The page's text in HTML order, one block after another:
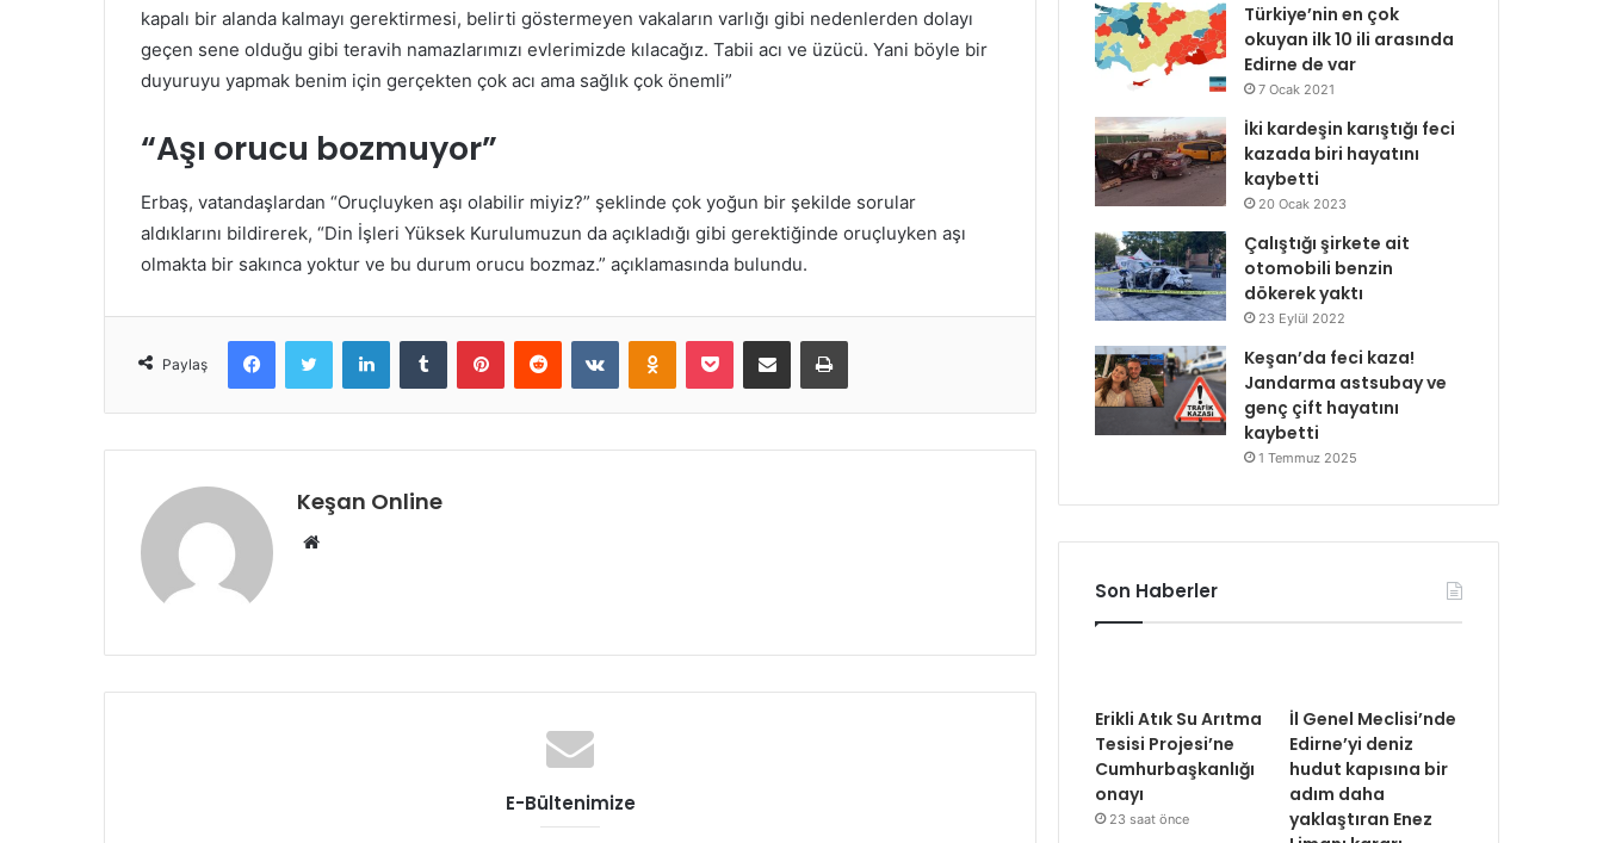
kapalı bir alanda kalmayı gerektirmesi, belirti göstermeyen vakaların varlığı gibi nedenlerden dolayı
geçen sene olduğu gibi teravih namazlarımızı evlerimizde kılacağız. Tabii acı ve üzücü. Yani böyle bir
duyuruyu yapmak benim için gerçekten çok acı ama sağlık çok önemli”
“Aşı orucu bozmuyor”
Erbaş, vatandaşlardan “Oruçluyken aşı olabilir miyiz?” şeklinde çok yoğun bir şekilde sorular
aldıklarını bildirerek, “Din İşleri Yüksek Kurulumuzun da açıkladığı gibi gerektiğinde oruçluyken aşı
olmakta bir sakınca yoktur ve bu durum orucu bozmaz.” açıklamasında bulundu.
Paylaş
FacebookTwitter LinkedInTumblr PinterestReddit VKontakteOdnoklassniki
Pocket E-Posta ile paylaş Yazdır
Keşan Online
Web
E-Bültenimize
Türkiye’nin en çok
okuyan ilk 10 ili arasında
Edirne de var
7 Ocak 2021
İki kardeşin karıştığı feci
kazada biri hayatını
kaybetti
20 Ocak 2023
Çalıştığı şirkete ait
otomobili benzin
dökerek yaktı
23 Eylül 2022
Keşan’da feci kaza!
Jandarma astsubay ve
genç çift hayatını
kaybetti
1 Temmuz 2025
Son Haberler
Erikli Atık Su Arıtma
Tesisi Projesi’ne
Cumhurbaşkanlığı
onayı
23 saat önce
İl Genel Meclisi’nde
Edirne’yi deniz
hudut kapısına bir
adım daha
yaklaştıran Enez